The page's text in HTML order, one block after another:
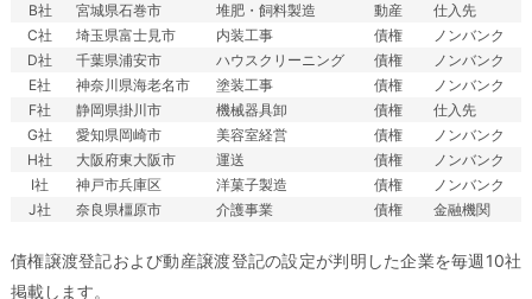
B社
宮城県石巻市 堆肥・飼料製造 動産
仕入先
C社
埼玉県富士見市 内装工事 債権
ノンバンク
D社
千葉県浦安市 ハウスクリーニング 債権
ノンバンク
E社
神奈川県海老名市 塗装工事 債権
ノンバンク
F社
静岡県掛川市 機械器具卸 債権
仕入先
G社
愛知県岡崎市 美容室経営 債権
ノンバンク
H社
大阪府東大阪市 運送 債権
ノンバンク
I社
神戸市兵庫区 洋菓子製造 債権
ノンバンク
J社
奈良県橿原市 介護事業 債権 金融機関
債権譲渡登記および動産譲渡登記の設定が判明した企業を毎週10社
掲載します。